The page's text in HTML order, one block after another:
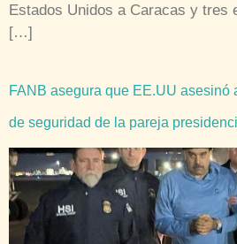
Estados Unidos a Caracas y tres
[…]
FANB asegura que EE.UU asesinó
de seguridad de la pareja